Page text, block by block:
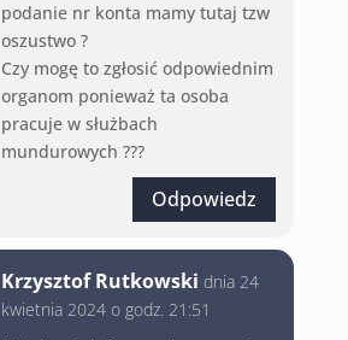
podanie nr konta mamy tutaj tzw
oszustwo ?
Czy mogę to zgłosić odpowiednim
organom ponieważ ta osoba
pracuje w służbach
mundurowych ???
Odpowiedz
Krzysztof Rutkowski dnia 24
kwietnia 2024 o godz. 21:51